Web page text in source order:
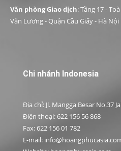
Văn phòng Giao dịch: Tầng 17 -
Văn Lương - Quận Cầu Giấy - Hà Nội
Chi nhánh Indonesia
Địa chỉ: Jl. Mangga Besar No.37
Điện thoại: 622 156 56 868
Fax: 622 156 01 782
E-mail: